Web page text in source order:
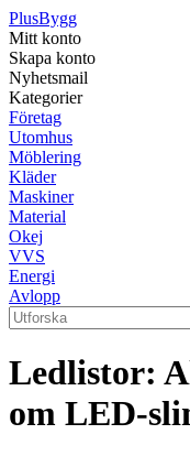
PlusBygg
Mitt konto
Skapa konto
Nyhetsmail
Kategorier
Företag
Utomhus
Möblering
Kläder
Maskiner
Material
Okej
VVS
Energi
Avlopp
Ledlistor:
om LED-